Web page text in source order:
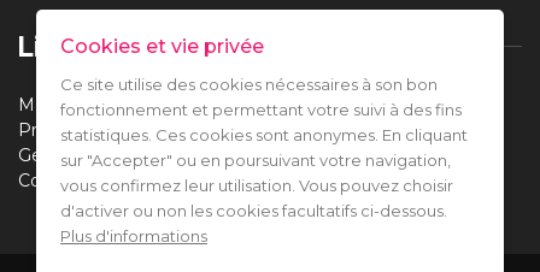
Liens utiles
Mentions légales
Protection des données
Gestion des cookies
Contact
Cookies et vie privée
Ce site utilise des cookies nécessaires à son bon
fonctionnement et permettant votre suivi à des fins
statistiques. Ces cookies sont anonymes. En cliquant
sur "Accepter" ou en poursuivant votre navigation,
vous confirmez leur utilisation. Vous pouvez choisir
d'activer ou non les cookies facultatifs ci-dessous.
Plus d'informations